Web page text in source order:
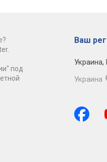
под
Ваш
Украина,
Украина